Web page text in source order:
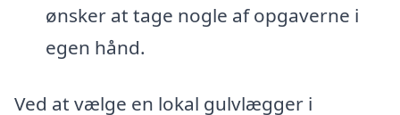
ønsker at tage nogle af opgaverne i
egen hånd.
Ved at vælge en lokal gulvlægger i